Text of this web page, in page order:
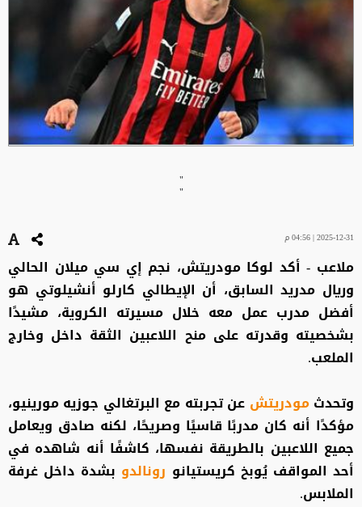
"
"
2025-12-31 | 04:56 م
ملاعب - أكد لوكا مودريتش، نجم إي سي ميلان الحالي
وريال مدريد السابق، أن الإيطالي كارلو أنشيلوتي هو
أفضل مدرب عمل معه خلال مسيرته الكروية، مشيدًا
بشخصيته وقدرته على منح اللاعبين الثقة داخل وخارج
الملعب.
وتحدثمودريتش عن تجربته مع البرتغالي جوزيه مورينيو،
مؤكدًا أنه كان مدربًا قاسيًا وصريحًا، لكنه صادق ويعامل
جميع اللاعبين بالطريقة نفسها، كاشفًا أنه شاهده في
أحد المواقف يُوبخ كريستيانو رونالدو بشدة داخل غرفة
الملابس.